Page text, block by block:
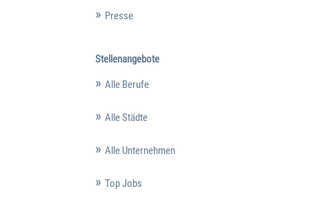
Presse
Stellenangebote
Alle Berufe
Alle Städte
Alle Unternehmen
Top Jobs